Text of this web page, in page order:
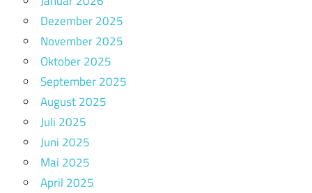
Dezember 2025
November 2025
Oktober 2025
September 2025
August 2025
Juli 2025
Juni 2025
Mai 2025
April 2025